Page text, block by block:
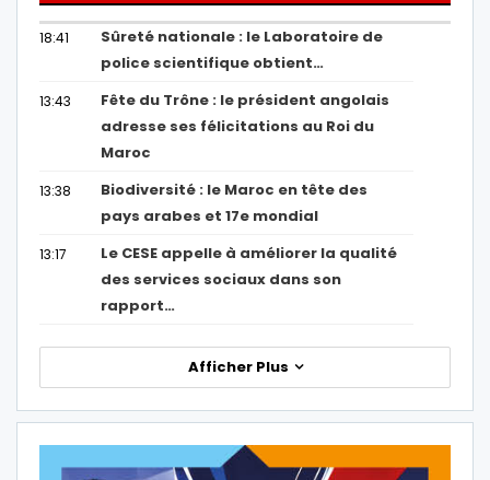
18:41
Sûreté nationale : le Laboratoire de
police scientifique obtient…
13:43
Fête du Trône : le président angolais
adresse ses félicitations au Roi du
Maroc
13:38
Biodiversité : le Maroc en tête des
pays arabes et 17e mondial
13:17
Le CESE appelle à améliorer la qualité
des services sociaux dans son
rapport…
Afficher Plus